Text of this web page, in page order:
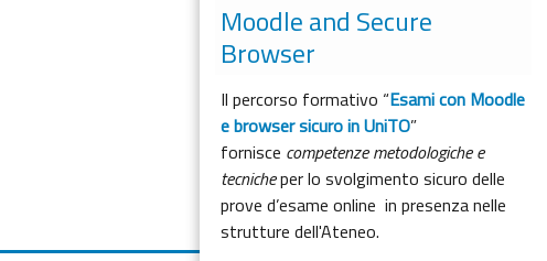
Moodle and Secure
Browser
Il percorso formativo “Esami con Moodle
e browser sicuro in UniTO”
fornisce competenze metodologiche e
tecnicheper lo svolgimento sicuro delle
prove d’esame online in presenza nelle
strutture dell'Ateneo.